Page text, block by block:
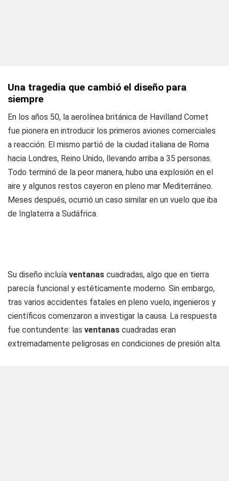
Una tragedia que cambió el diseño para
siempre
En los años 50, la aerolínea británica de Havilland Comet
fue pionera en introducir los primeros aviones comerciales
a reacción. El mismo partió de la ciudad italiana de Roma
hacia Londres, Reino Unido, llevando arriba a 35 personas.
Todo terminó de la peor manera, hubo una explosión en el
aire y algunos restos cayeron en pleno mar Mediterráneo.
Meses después, ocurrió un caso similar en un vuelo que iba
de Inglaterra a Sudáfrica.
Su diseño incluía ventanas cuadradas, algo que en tierra
parecía funcional y estéticamente moderno. Sin embargo,
tras varios accidentes fatales en pleno vuelo, ingenieros y
científicos comenzaron a investigar la causa. La respuesta
fue contundente: las ventanas cuadradas eran
extremadamente peligrosas en condiciones de presión alta.